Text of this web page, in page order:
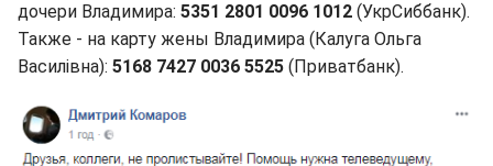
дочери Владимира: 5351 2801 0096 1012 (УкрСиббанк).
Также - на карту жены Владимира (Калуга Ольга
Василівна): 5168 7427 0036 5525 (Приватбанк).